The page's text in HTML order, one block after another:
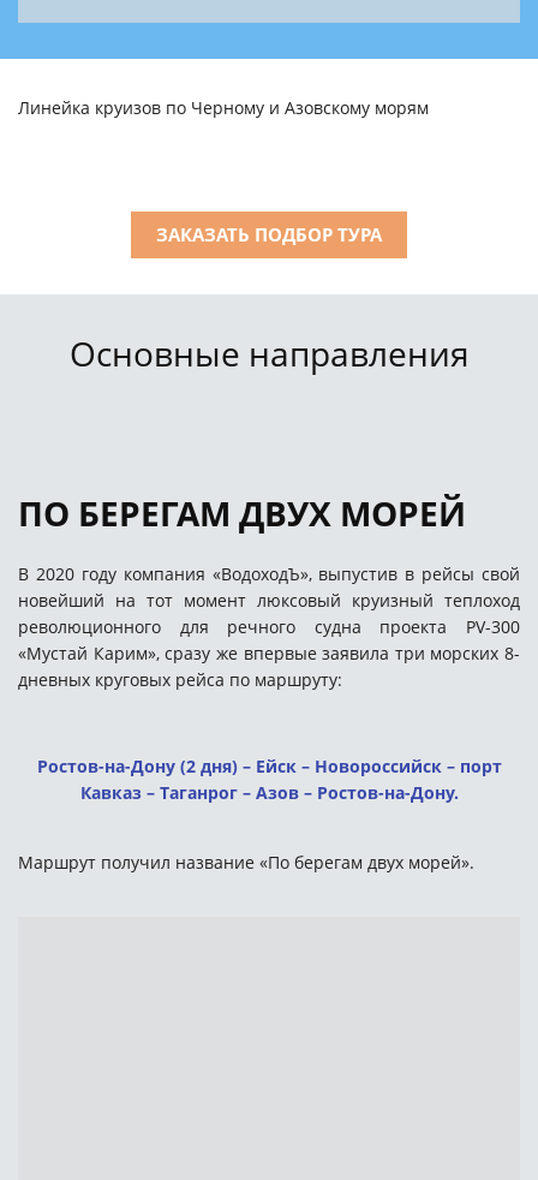
Линейка круизов по Черному и Азовскому морям
ЗАКАЗАТЬ ПОДБОР ТУРА
Основные направления
ПО БЕРЕГАМ ДВУХ МОРЕЙ
В 2020 году компания «ВодоходЪ», выпустив в рейсы свой
новейший на тот момент люксовый круизный теплоход
революционного для речного судна проекта PV-300
«Мустай Карим», сразу же впервые заявила три морских 8-
дневных круговых рейса по маршруту:
Ростов-на-Дону (2 дня) – Ейск – Новороссийск – порт
Кавказ – Таганрог – Азов – Ростов-на-Дону.
Маршрут получил название «По берегам двух морей».